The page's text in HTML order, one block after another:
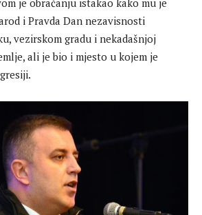
i Pravda Dan nezavisnosti
vezirskom gradu i nekadašnjoj
ali je bio i mjesto u kojem je